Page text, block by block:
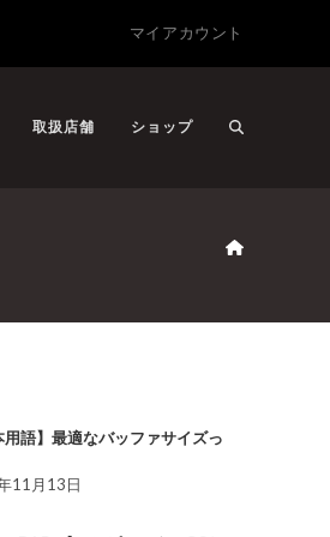
マイアカウント
取扱店舗 ショップ
用語】最適なバッファサイズっ
11月13日